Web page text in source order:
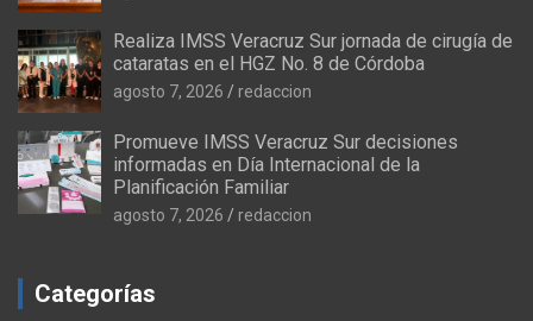
Realiza IMSS Veracruz Sur jornada de cirugía de
cataratas en el HGZ No. 8 de Córdoba
agosto 7, 2026 redaccion
Promueve IMSS Veracruz Sur decisiones
informadas en Día Internacional de la
Planificación Familiar
agosto 7, 2026 redaccion
Categorías